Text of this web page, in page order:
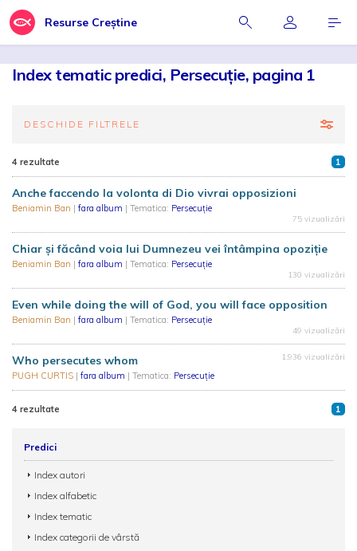
Resurse Creștine
Index tematic predici, Persecuție, pagina 1
DESCHIDE FILTRELE
4 rezultate 1
Anche faccendo la volonta di Dio vivrai opposizioni
Beniamin Ban | fara album | Tematica: Persecuție
75 vizualizări
Chiar și făcând voia lui Dumnezeu vei întâmpina opoziție
Beniamin Ban | fara album | Tematica: Persecuție
130 vizualizări
Even while doing the will of God, you will face opposition
Beniamin Ban | fara album | Tematica: Persecuție
49 vizualizări
Who persecutes whom
PUGH CURTIS | fara album | Tematica: Persecuție
1.936 vizualizări
4 rezultate 1
Predici
Index autori
Index alfabetic
Index tematic
Index categorii de vârstă